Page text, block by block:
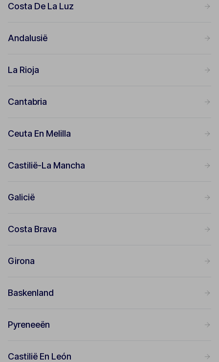
Costa De La Luz
Andalusië
La Rioja
Cantabria
Ceuta En Melilla
Castilië-La Mancha
Galicië
Costa Brava
Girona
Baskenland
Pyreneeën
Castilië En León